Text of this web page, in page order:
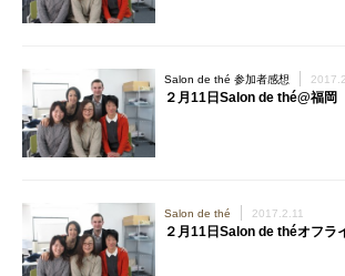
Salon de thé 参加者感想
２月11日Salon de thé@福
Salon de thé 2017.2.11
２月11日Salon de théオフ